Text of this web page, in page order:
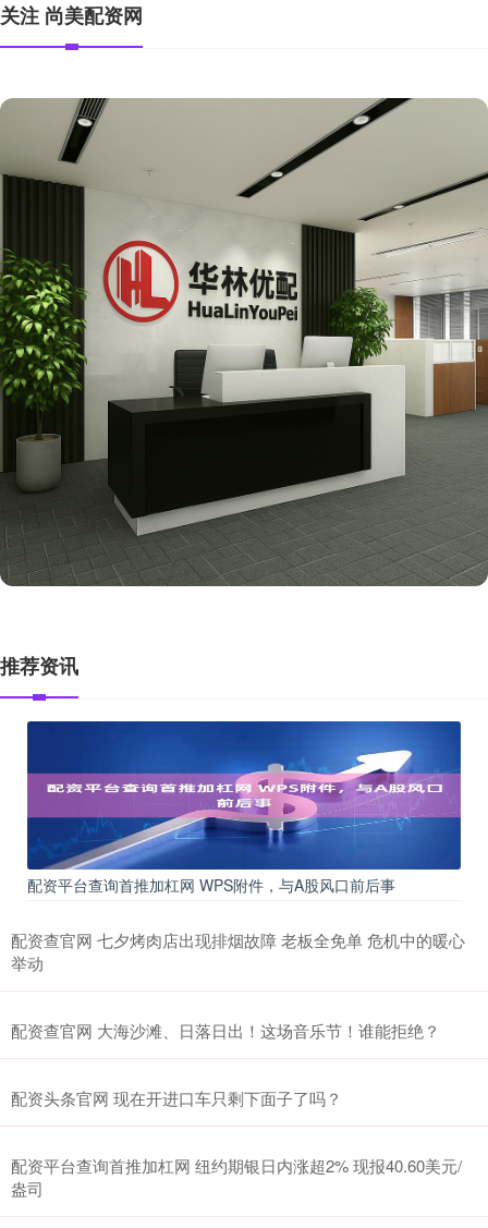
关注 尚美配资网
推荐资讯
配资平台查询首推加杠网 WPS附件，与A股风口前后事
配资查官网 七夕烤肉店出现排烟故障 老板全免单 危机中的暖心
举动
配资查官网 大海沙滩、日落日出！这场音乐节！谁能拒绝？
配资头条官网 现在开进口车只剩下面子了吗？
配资平台查询首推加杠网 纽约期银日内涨超2% 现报40.60美元/
盎司